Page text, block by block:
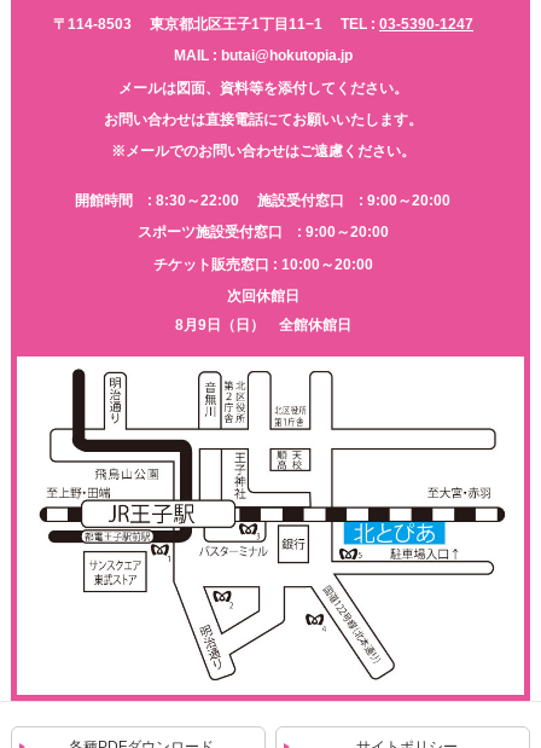
〒114-8503
東京都北区王子1丁目11−1 TEL : 03-5390-1247
MAIL : butai@hokutopia.jp
メールは図面、資料等を添付してください。
お問い合わせは直接電話にてお願いいたします。
※メールでのお問い合わせはご遠慮ください。
開館時間 : 8:30～22:00
施設受付窓口 : 9:00～20:00
スポーツ施設受付窓口 : 9:00～20:00
チケット販売窓口 : 10:00～20:00
次回休館日
8月9日（日） 全館休館日